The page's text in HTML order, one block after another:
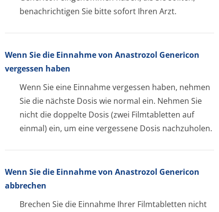
benachrichtigen Sie bitte sofort Ihren Arzt.
Wenn Sie die Einnahme von Anastrozol Genericon
vergessen haben
Wenn Sie eine Einnahme vergessen haben, nehmen
Sie die nächste Dosis wie normal ein. Nehmen Sie
nicht die doppelte Dosis (zwei Filmtabletten auf
einmal) ein, um eine vergessene Dosis nachzuholen.
Wenn Sie die Einnahme von Anastrozol Genericon
abbrechen
Brechen Sie die Einnahme Ihrer Filmtabletten nicht